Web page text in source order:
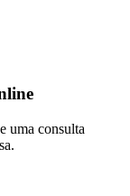
uma consulta